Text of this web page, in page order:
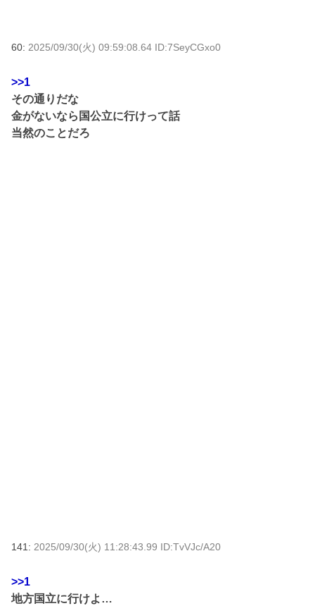
60: 2025/09/30(火) 09:59:08.64 ID:7SeyCGxo0
>>1
その通りだな
金がないなら国公立に行けって話
当然のことだろ
141: 2025/09/30(火) 11:28:43.99 ID:TvVJc/A20
>>1
地方国立に行けよ…